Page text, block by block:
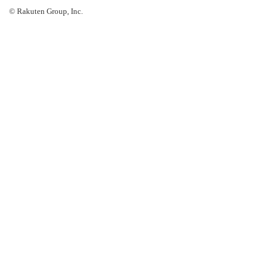
© Rakuten Group, Inc.